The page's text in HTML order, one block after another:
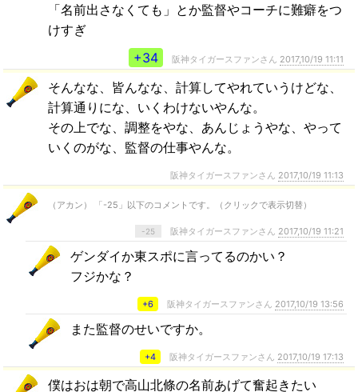
「名前出さなくても」とか監督やコーチに難癖をつ
けすぎ
+34
阪神タイガースファンさん 2017,10/19 11:11
そんなな、皆んなな、計算してやれていうけどな、
計算通りにな、いくわけないやんな。
その上でな、調整をやな、あんじょうやな、やって
いくのがな、監督の仕事やんな。
阪神タイガースファンさん 2017,10/19 11:13
（アカン） 「-25」以下のコメントです。（クリックで表示切替）
-25 阪神タイガースファンさん 2017,10/19 11:21
ゲンダイか東スポに言ってるのかい？
フジかな？
+6 阪神タイガースファンさん 2017,10/19 13:56
また監督のせいですか。
+4 阪神タイガースファンさん 2017,10/19 17:13
僕はおは朝で高山北條の名前あげて奮起きたい